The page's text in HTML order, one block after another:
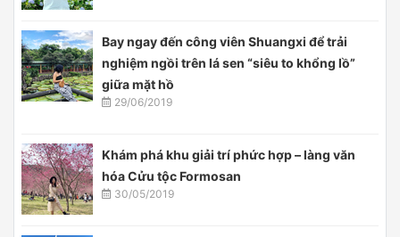
Bay ngay đến công viên Shuangxi để trải
nghiệm ngồi trên lá sen “siêu to khổng lồ”
giữa mặt hồ
29/06/2019
Khám phá khu giải trí phức hợp – làng văn
hóa Cửu tộc Formosan
30/05/2019